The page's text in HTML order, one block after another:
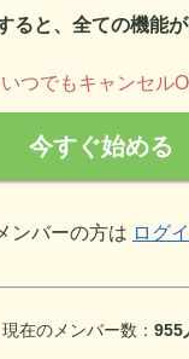
ると、全ての機能が
いつでもキャンセル
今すぐ始める
ンバーの方は ログ
現在のメンバー数： 955